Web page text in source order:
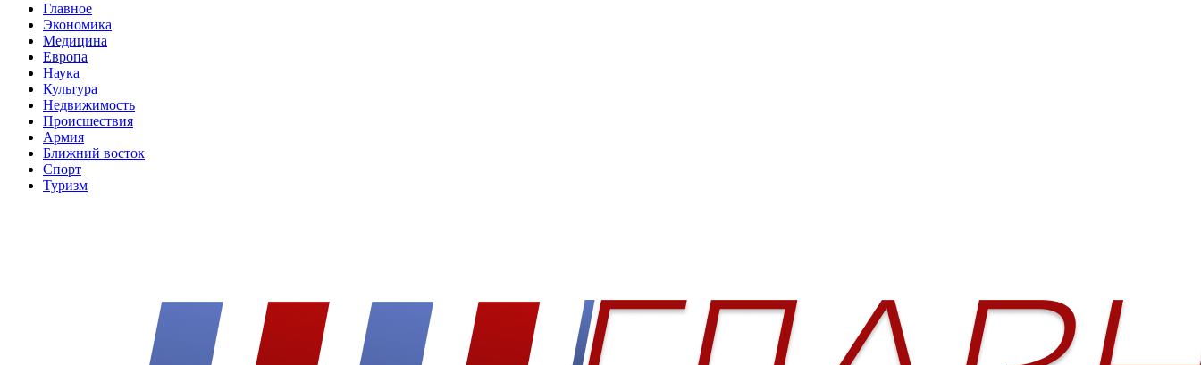
Главное
Экономика
Медицина
Европа
Наука
Культура
Недвижимость
Происшествия
Армия
Ближний восток
Спорт
Туризм